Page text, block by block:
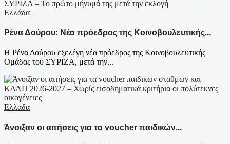
Ελλάδα
Ρένα Δούρου: Νέα πρόεδρος της Κοινοβουλευτικής...
Η Ρένα Δούρου εξελέγη νέα πρόεδρος της Κοινοβουλευτικής
Ομάδας του ΣΥΡΙΖΑ, μετά την...
Ελλάδα
Άνοιξαν οι αιτήσεις για τα voucher παιδικών...